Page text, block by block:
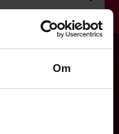
Om